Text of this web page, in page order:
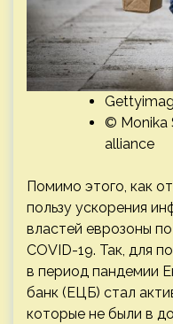
© Monika
alliance
Помимо этого, как
пользу ускорения
властей еврозоны
COVID-19. Так, для
в период пандемии
банк (ЕЦБ) стал
которые не были в